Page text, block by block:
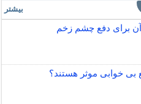
برای دفع چشم زخم
بی خوابی موثر هستند؟
بیشتر